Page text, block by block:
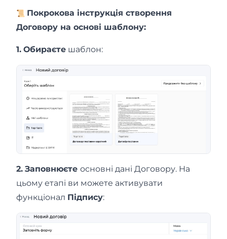
📜 Покрокова інструкція створення
Договору на основі шаблону:
1. Обираєте шаблон:
2. Заповнюєте основні дані Договору. На
цьому етапі ви можете активувати
функціонал Підпису: